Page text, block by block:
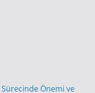
Sürecinde Önemi ve